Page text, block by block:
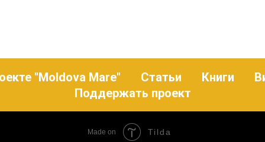
"Moldova Mare" Статьи Книги
Поддержать проект
Made on Tilda